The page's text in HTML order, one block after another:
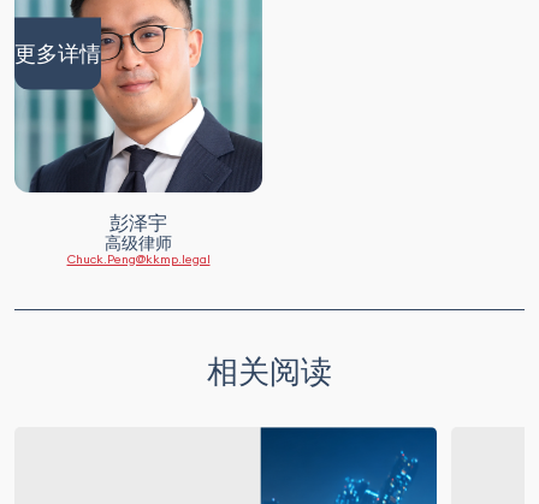
更多详情
彭泽宇
高级律师
Chuck.Peng@kkmp.legal
相关阅读